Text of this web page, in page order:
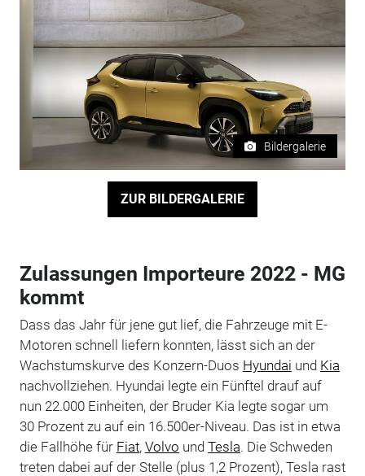
Bildergalerie
ZUR BILDERGALERIE
Zulassungen Importeure 2022 - MG
kommt
Dass das Jahr für jene gut lief, die Fahrzeuge mit E-
Motoren schnell liefern konnten, lässt sich an der
Wachstumskurve des Konzern-Duos Hyundai und Kia
nachvollziehen. Hyundai legte ein Fünftel drauf auf
nun 22.000 Einheiten, der Bruder Kia legte sogar um
30 Prozent zu auf ein 16.500er-Niveau. Das ist in etwa
die Fallhöhe für Fiat, Volvo und Tesla. Die Schweden
treten dabei auf der Stelle (plus 1,2 Prozent), Tesla rast